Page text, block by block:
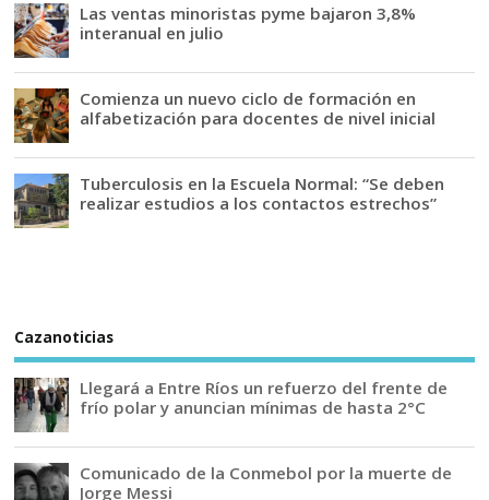
Las ventas minoristas pyme bajaron 3,8%
interanual en julio
Comienza un nuevo ciclo de formación en
alfabetización para docentes de nivel inicial
Tuberculosis en la Escuela Normal: “Se deben
realizar estudios a los contactos estrechos”
Cazanoticias
Llegará a Entre Ríos un refuerzo del frente de
frío polar y anuncian mínimas de hasta 2°C
Comunicado de la Conmebol por la muerte de
Jorge Messi